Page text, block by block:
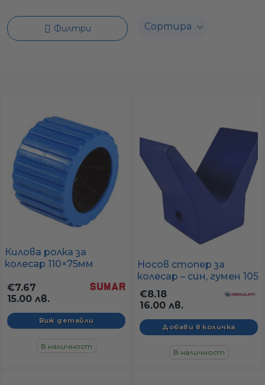
Филтри
Килова ролка за
колесар 110×75мм
бяла)
€7.67
15.00 лв.
Виж детайли
В наличност
Носов стопер за
колесар – син, гумен 105
x 67 x 124 мм
€8.18
16.00 лв.
В наличност